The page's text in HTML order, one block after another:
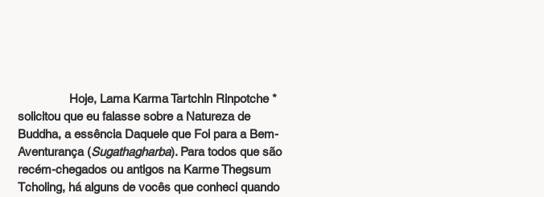
                Hoje, Lama Karma Tartchin Rinpotche
*
solicitou que eu falasse sobre a Natureza de
Buddha, a essência Daquele que Foi para a Bem-
Aventurança (Sugathagharba). Para todos que são
recém-chegados ou antigos na Karme Thegsum
Tcholing, há alguns de vocês que conheci quando